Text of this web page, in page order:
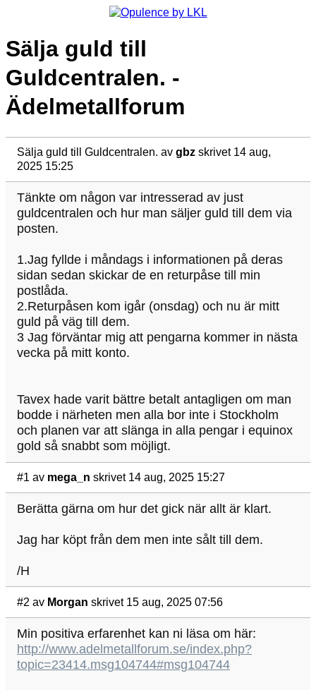
Sälja guld till
Guldcentralen. -
Ädelmetallforum
Sälja guld till Guldcentralen. av gbz skrivet 14 aug,
2025 15:25
Tänkte om någon var intresserad av just
guldcentralen och hur man säljer guld till dem via
posten.
1.Jag fyllde i måndags i informationen på deras
sidan sedan skickar de en returpåse till min
postlåda.
2.Returpåsen kom igår (onsdag) och nu är mitt
guld på väg till dem.
3 Jag förväntar mig att pengarna kommer in nästa
vecka på mitt konto.
Tavex hade varit bättre betalt antagligen om man
bodde i närheten men alla bor inte i Stockholm
och planen var att slänga in alla pengar i equinox
gold så snabbt som möjligt.
#1 av mega_n skrivet 14 aug, 2025 15:27
Berätta gärna om hur det gick när allt är klart.
Jag har köpt från dem men inte sålt till dem.
/H
#2 av Morgan skrivet 15 aug, 2025 07:56
Min positiva erfarenhet kan ni läsa om här:
http://www.adelmetallforum.se/index.php?
topic=23414.msg104744#msg104744